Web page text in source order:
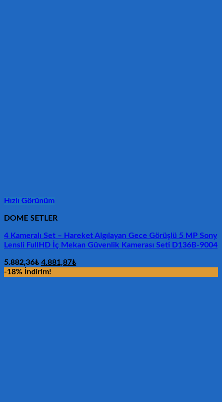
Hızlı Görünüm
DOME SETLER
4 Kameralı Set – Hareket Algılayan Gece Görüşlü 5 MP Sony
Lensli FullHD İç Mekan Güvenlik Kamerası Seti D136B-9004
5.882,36₺ Orijinal
fiyat:
4.881,87₺Şu
-18% İndirim!